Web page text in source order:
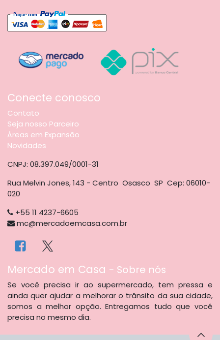
Conecte conosco
Contato
Seja nosso Parceiro
Áreas em Expansão
Novidades
CNPJ: 08.397.049/0001-31
Rua Melvin Jones, 143 - Centro Osasco SP Cep: 06010-
020
+55 11 4237-6605
mc@mercadoemcasa.com.br
​Mercado em Casa - Sobre nós
Se você precisa ir ao supermercado, tem pressa e
ainda quer ajudar a melhorar o trânsito da sua cidade,
somos a melhor opção. Entregamos tudo que você
precisa no mesmo dia.